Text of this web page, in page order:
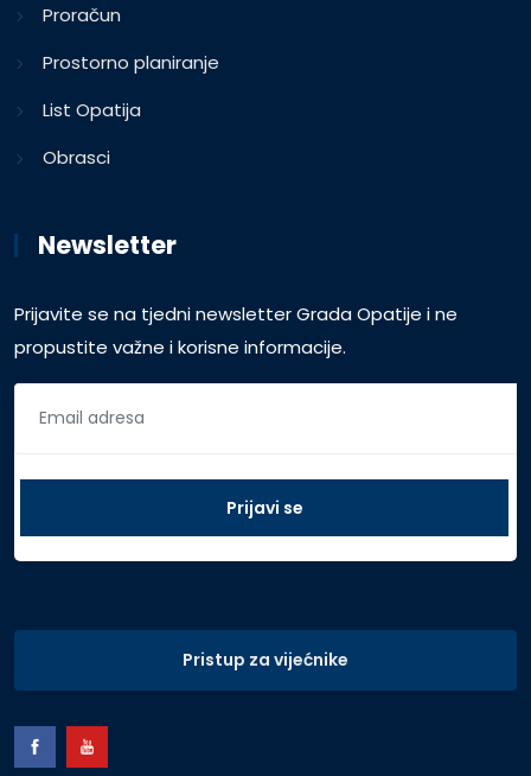
Proračun
Prostorno planiranje
List Opatija
Obrasci
Newsletter
Prijavite se na tjedni newsletter Grada Opatije i ne
propustite važne i korisne informacije.
Pristup za vijećnike